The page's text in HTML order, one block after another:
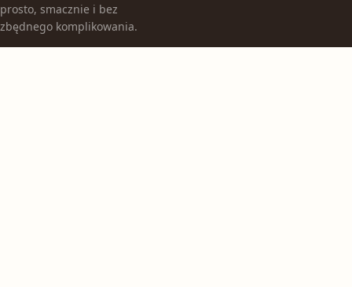
prosto, smacznie i bez
zbędnego komplikowania.